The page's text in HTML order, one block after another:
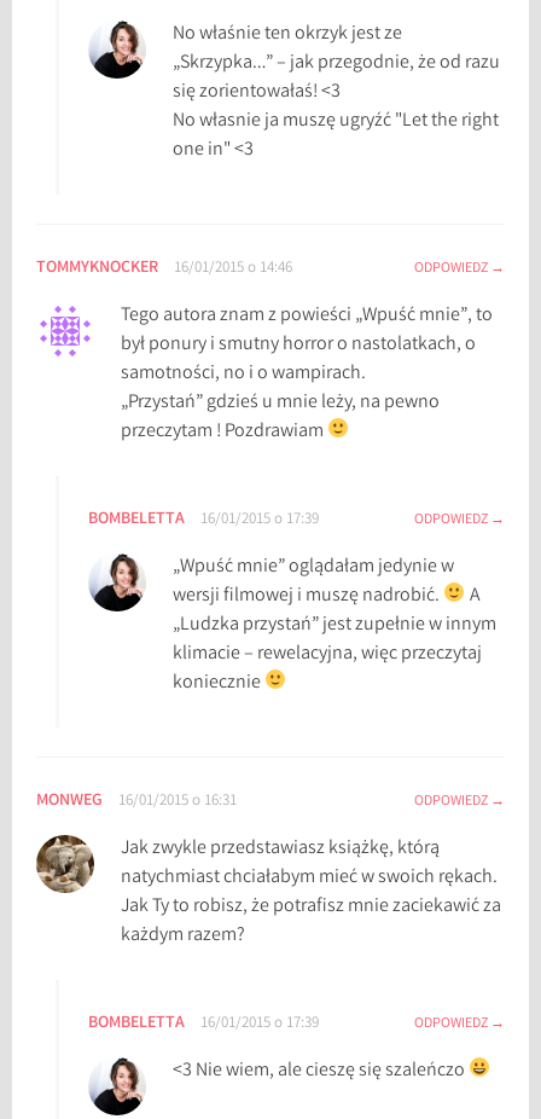
No właśnie ten okrzyk jest ze
„Skrzypka…” – jak przegodnie, że od razu
się zorientowałaś! <3
No własnie ja muszę ugryźć "Let the right
one in" <3
TOMMYKNOCKER 16/01/2015 o 14:46 ODPOWIEDZ
Tego autora znam z powieści „Wpuść mnie”, to
był ponury i smutny horror o nastolatkach, o
samotności, no i o wampirach.
„Przystań” gdzieś u mnie leży, na pewno
przeczytam ! Pozdrawiam
BOMBELETTA 16/01/2015 o 17:39 ODPOWIEDZ
„Wpuść mnie” oglądałam jedynie w
wersji filmowej i muszę nadrobić.
A
„Ludzka przystań” jest zupełnie w innym
klimacie – rewelacyjna, więc przeczytaj
koniecznie
MONWEG 16/01/2015 o 16:31 ODPOWIEDZ
Jak zwykle przedstawiasz książkę, którą
natychmiast chciałabym mieć w swoich rękach.
Jak Ty to robisz, że potrafisz mnie zaciekawić za
każdym razem?
BOMBELETTA 16/01/2015 o 17:39 ODPOWIEDZ
<3 Nie wiem, ale cieszę się szaleńczo